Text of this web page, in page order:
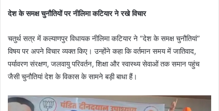
देश के समक्ष चुनौतियों पर नीलिमा कटियार ने रखे विचार
चतुर्थ सत्र में कल्याणपुर विधायक नीलिमा कटियार ने “देश के समक्ष चुनौतियां”
विषय पर अपने विचार व्यक्त किए। उन्होंने कहा कि वर्तमान समय में जातिवाद,
पर्यावरण संरक्षण, जलवायु परिवर्तन, शिक्षा और स्वास्थ्य सेवाओं तक समान पहुंच
जैसी चुनौतियां देश के विकास के सामने बड़ी बाधा हैं।